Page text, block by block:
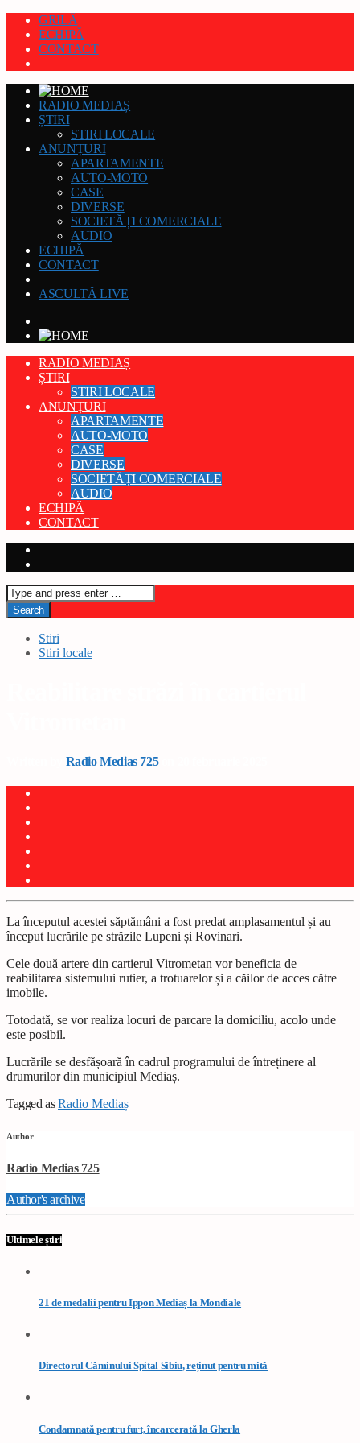
GRILĂ
ECHIPĂ
CONTACT
RADIO MEDIAȘ
ȘTIRI
STIRI LOCALE
ANUNȚURI
APARTAMENTE
AUTO-MOTO
CASE
DIVERSE
SOCIETĂȚI COMERCIALE
AUDIO
ECHIPĂ
CONTACT
ASCULTĂ LIVE
RADIO MEDIAȘ
ȘTIRI
STIRI LOCALE
ANUNȚURI
APARTAMENTE
AUTO-MOTO
CASE
DIVERSE
SOCIETĂȚI COMERCIALE
AUDIO
ECHIPĂ
CONTACT
Stiri
Stiri locale
Radio Medias 725on 20 februarie 2025
La începutul acestei săptămâni a fost predat amplasamentul și au
început lucrările pe străzile Lupeni și Rovinari.
Cele două artere din cartierul Vitrometan vor beneficia de
reabilitarea sistemului rutier, a trotuarelor și a căilor de acces către
imobile.
Totodată, se vor realiza locuri de parcare la domiciliu, acolo unde
este posibil.
Lucrările se desfășoară în cadrul programului de întreținere al
drumurilor din municipiul Mediaș.
Tagged asRadio Mediaș
Author
Radio Medias 725
Author's archive
Ultimele știri
21 de medalii pentru Ippon Mediaș la Mondiale
Directorul Căminului Spital Sibiu, reținut pentru mită
Condamnată pentru furt, încarcerată la Gherla